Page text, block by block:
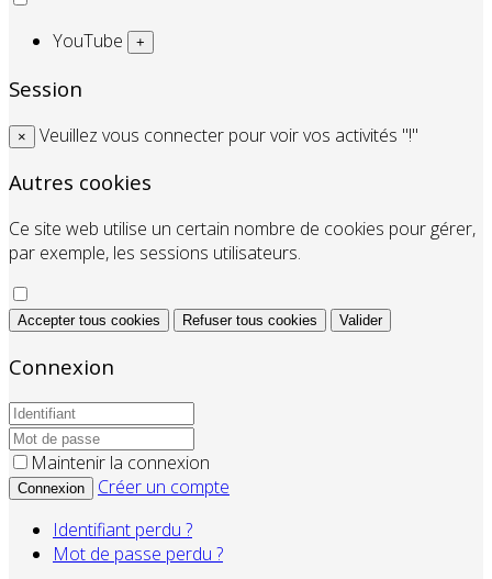
YouTube +
Session
× Veuillez vous connecter pour voir vos activités "!"
Autres cookies
Ce site web utilise un certain nombre de cookies pour gérer,
par exemple, les sessions utilisateurs.
Accepter tous cookies Refuser tous cookies Valider
Connexion
Maintenir la connexion
Connexion
Créer un compte
Identifiant perdu ?
Mot de passe perdu ?